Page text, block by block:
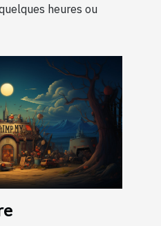
heures ou